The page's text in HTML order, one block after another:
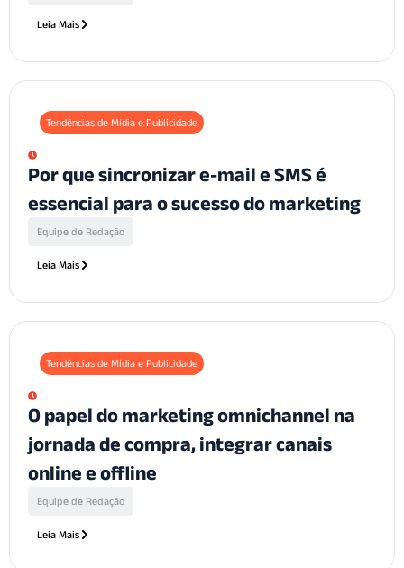
Leia Mais
Tendências de Mídia e Publicidade
Por que sincronizar e-mail e SMS é
essencial para o sucesso do marketing
Equipe de Redação
Leia Mais
Tendências de Mídia e Publicidade
O papel do marketing omnichannel na
jornada de compra, integrar canais
online e offline
Equipe de Redação
Leia Mais